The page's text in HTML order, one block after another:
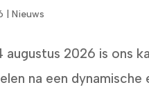
|Nieuws
augustus 2026 is ons
na een